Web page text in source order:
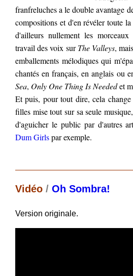
franfreluches a le double avantage
compositions et d'en révéler toute
d'ailleurs nullement les
travail des voix surThe Valleys,
emballements mélodiques qui
chantés en français, en anglais ou
Sea, Only One Thing Is Neededet
Et puis, pour tout dire, cela
filles mise tout sur sa seule
d'aguicher le public par d'autres
Dum Girlspar exemple.
Vidéo / Oh Sombra!
Version originale.